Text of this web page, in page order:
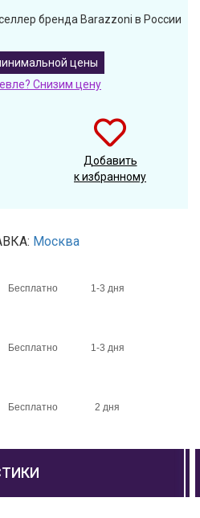
бренда Barazzoni в России
цены
Снизим цену
Добавить
к избранному
Москва
Бесплатно 1-3 дня
Бесплатно 1-3 дня
Бесплатно 2 дня